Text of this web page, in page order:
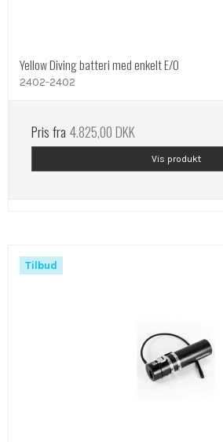
Yellow Diving batteri med enkelt E/O
2402-2402
Pris fra 4.825,00 DKK
Vis produkt
Tilbud